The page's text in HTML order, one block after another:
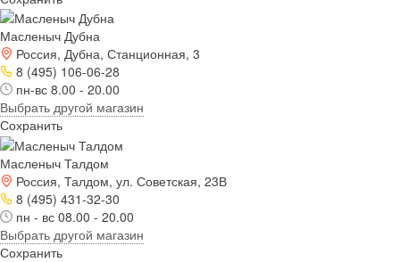
Масленыч Дубна
Россия, Дубна, Станционная, 3
8 (495) 106-06-28
пн-вс 8.00 - 20.00
Выбрать другой магазин
Сохранить
Масленыч Талдом
Россия, Талдом, ул. Советская, 23В
8 (495) 431-32-30
пн - вс 08.00 - 20.00
Выбрать другой магазин
Сохранить